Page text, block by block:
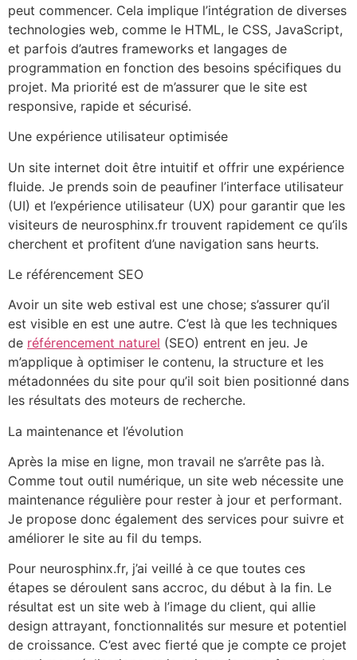
peut commencer. Cela implique l’intégration de diverses
technologies web, comme le HTML, le CSS, JavaScript,
et parfois d’autres frameworks et langages de
programmation en fonction des besoins spécifiques du
projet. Ma priorité est de m’assurer que le site est
responsive, rapide et sécurisé.
Une expérience utilisateur optimisée
Un site internet doit être intuitif et offrir une expérience
fluide. Je prends soin de peaufiner l’interface utilisateur
(UI) et l’expérience utilisateur (UX) pour garantir que les
visiteurs de neurosphinx.fr trouvent rapidement ce qu’ils
cherchent et profitent d’une navigation sans heurts.
Le référencement SEO
Avoir un site web estival est une chose; s’assurer qu’il
est visible en est une autre. C’est là que les techniques
de référencement naturel (SEO) entrent en jeu. Je
m’applique à optimiser le contenu, la structure et les
métadonnées du site pour qu’il soit bien positionné dans
les résultats des moteurs de recherche.
La maintenance et l’évolution
Après la mise en ligne, mon travail ne s’arrête pas là.
Comme tout outil numérique, un site web nécessite une
maintenance régulière pour rester à jour et performant.
Je propose donc également des services pour suivre et
améliorer le site au fil du temps.
Pour neurosphinx.fr, j’ai veillé à ce que toutes ces
étapes se déroulent sans accroc, du début à la fin. Le
résultat est un site web à l’image du client, qui allie
design attrayant, fonctionnalités sur mesure et potentiel
de croissance. C’est avec fierté que je compte ce projet